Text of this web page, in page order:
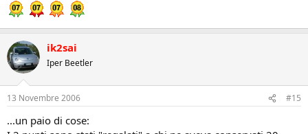
ik2sai
Iper Beetler
13 Novembre 2006 #15
...un paio di cose: